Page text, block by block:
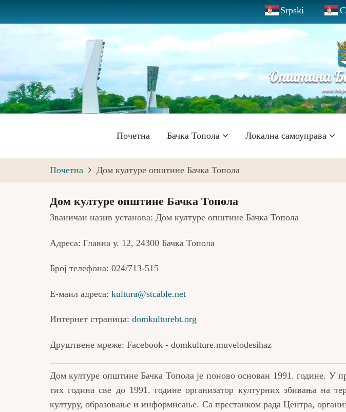
to
main
content
Srpski
Главна
навигација
Почетна Бачка Топола Локална самоуправа
Почетна Дом културе општине Бачка Топола
Дом културе општине Бачка Топола
Званичан назив установа: Дом културе општине Бачка Топола
Адреса: Главна у. 12, 24300 Бачка Топола
Број телефона: 024/713-515
Е-маил адреса: kultura@stcable.net
Интернет страница: domkulturebt.org
Друштвене мреже: Facebook - domkulture.muvelodesihaz
Дом културе општине Бачка Топола је поново основан 1991. године. У
тих година све до 1991. године организатор културних збивања на
културу, образовање и информисање. Са престанком рада Центра,